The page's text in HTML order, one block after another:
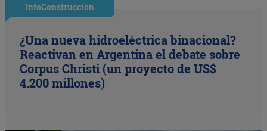
InfoConstrucción
¿Una nueva hidroeléctrica binacional?
Reactivan en Argentina el debate sobre
Corpus Christi (un proyecto de US$
4.200 millones)